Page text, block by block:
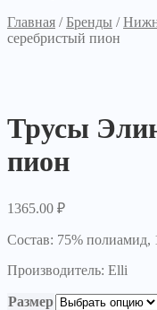
Главная /Бренды /
серебристый пион
Трусы
пион
1365.00 ₽
Состав: 75% полиамид,
Производитель: Elli
Размер